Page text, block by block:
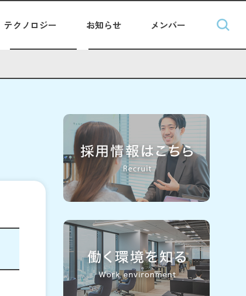
テクノロジー お知らせ メンバー